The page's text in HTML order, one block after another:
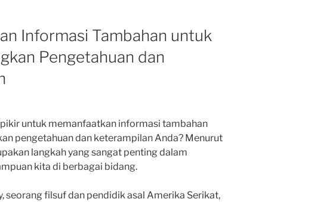
Informasi Tambahan untuk
Pengetahuan dan
untuk memanfaatkan informasi tambahan
pengetahuan dan keterampilan Anda? Menurut
langkah yang sangat penting dalam
kita di berbagai bidang.
seorang filsuf dan pendidik asal Amerika Serikat,